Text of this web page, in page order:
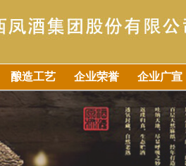
酿造工艺 企业荣誉 企业广宣